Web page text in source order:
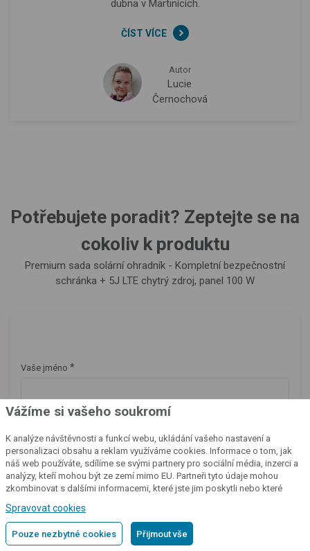
dubna v Martinících.
ČÍST VÍCE
Autor
Lucie
Černochová
Potřebujete poradit? Zeptejte se na
cokoliv k produktu
Premium sada solární ohradník - Kompletní bezpečnostní
schránka + 5J LTE chytrý zdroj, panel 100 W
Vaše jméno *
Telefon
Zpráva *
Vážíme si vašeho soukromí
K analýze návštěvnosti a funkcí webu, ukládání vašeho nastavení a
personalizaci obsahu a reklam využíváme cookies. Informace o tom, jak
náš web používáte, sdílíme se svými partnery pro sociální média, inzerci a
analýzy, kteří mohou být ze zemí mimo EU. Partneři tyto údaje mohou
zkombinovat s dalšími informacemi, které jste jim poskytli nebo které
Spravovat cookies
Pouze nezbytné cookies Přijmout vše